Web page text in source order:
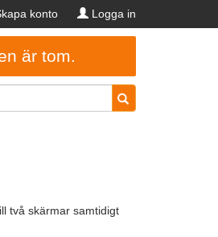
konto Logga in
är tom.
två skärmar samtidigt